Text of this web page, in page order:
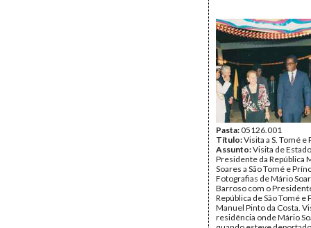
Pasta:05126.001
Título:Visita a S. Tomé e
Assunto:Visita de
Presidente da República
Soares a São Tomé e
Fotografias de Mário
Barroso com o
República de São Tomé e
Manuel Pinto da Costa.
residência onde Mário